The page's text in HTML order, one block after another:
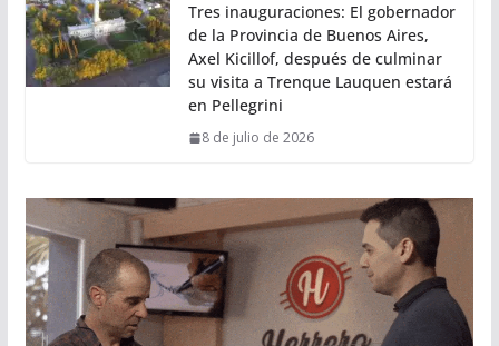
Tres inauguraciones: El gobernador
de la Provincia de Buenos Aires,
Axel Kicillof, después de culminar
su visita a Trenque Lauquen estará
en Pellegrini
8 de julio de 2026